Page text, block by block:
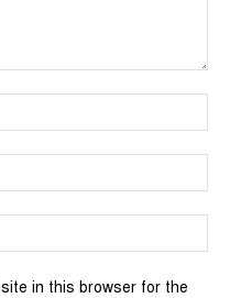
in this browser for the